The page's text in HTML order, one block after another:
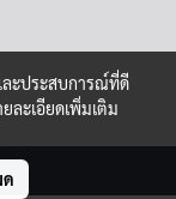
ละประสบการณ์ที่ดี
ละเอียดเพิ่มเติม